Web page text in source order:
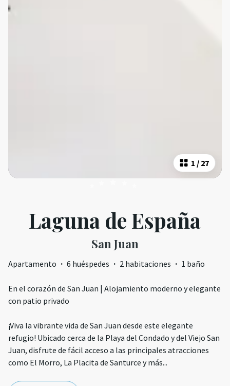
1 / 27
Laguna de España
San Juan
Apartamento · 6 huéspedes · 2 habitaciones · 1 baño
En el corazón de San Juan | Alojamiento moderno y elegante
con patio privado
¡Viva la vibrante vida de San Juan desde este elegante
refugio! Ubicado cerca de la Playa del Condado y del Viejo San
Juan, disfrute de fácil acceso a las principales atracciones
como El Morro, La Placita de Santurce y más...